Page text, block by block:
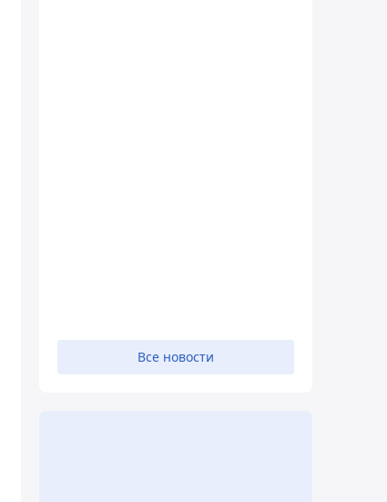
Все новости